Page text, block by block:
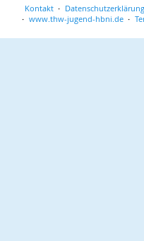
Kontakt Datenschutzerklärung
www.thw-jugend-hbni.de